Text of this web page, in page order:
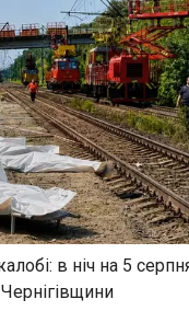
в ніч на 5